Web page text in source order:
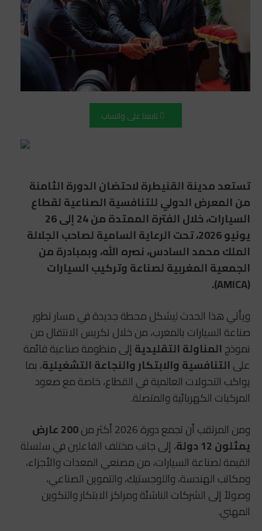
تابعنا على واتساب
تستعد مدينة القنيطرة لاحتضان الدورة الثامنة
من المعرض الدولي للتنافسية الصناعية لقطاع
السيارات، خلال الفترة الممتدة من 24 إلى 26
يونيو 2026، تحت الرعاية السامية لصاحب الجلالة
الملك محمد السادس، نصره الله، وبمبادرة من
الجمعية المغربية لصناعة وتركيب السيارات
(AMICA).
ويأتي هذا الحدث ليشكل محطة جديدة في مسار تطور
صناعة السيارات بالمغرب، من خلال تكريس الانتقال من
نموذجالمناولة التقليديةإلى منظومة صناعية قائمة
علىالتنافسية والابتكار والنجاعة التشغيلية، بما
يواكب التحولات العالمية في القطاع، خاصة مع صعود
المركبات الكهربائية والمتصلة.
ومن المرتقب أن تجمع دورة 2026 أكثر من
200 عارض
يمثلون 12 دولة
، إلى جانب مختلف الفاعلين في سلسلة
القيمة لصناعة السيارات، من مصنعي المعدات والأجزاء،
ومكاتب الهندسة، واللوجستيك، والتموين الصناعي،
وصولاً إلى الشركات الناشئة ومراكز الابتكار والتكوين
المهني.